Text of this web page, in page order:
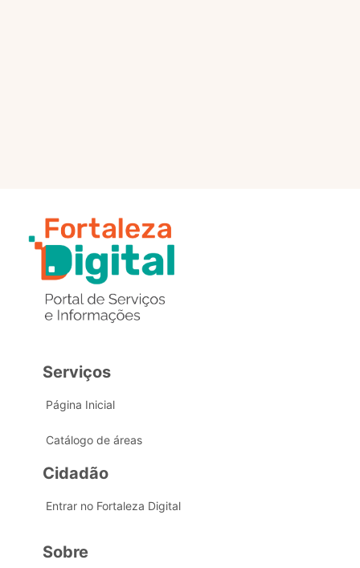
Serviços
Página Inicial
Catálogo de áreas
Cidadão
Entrar no Fortaleza Digital
Sobre